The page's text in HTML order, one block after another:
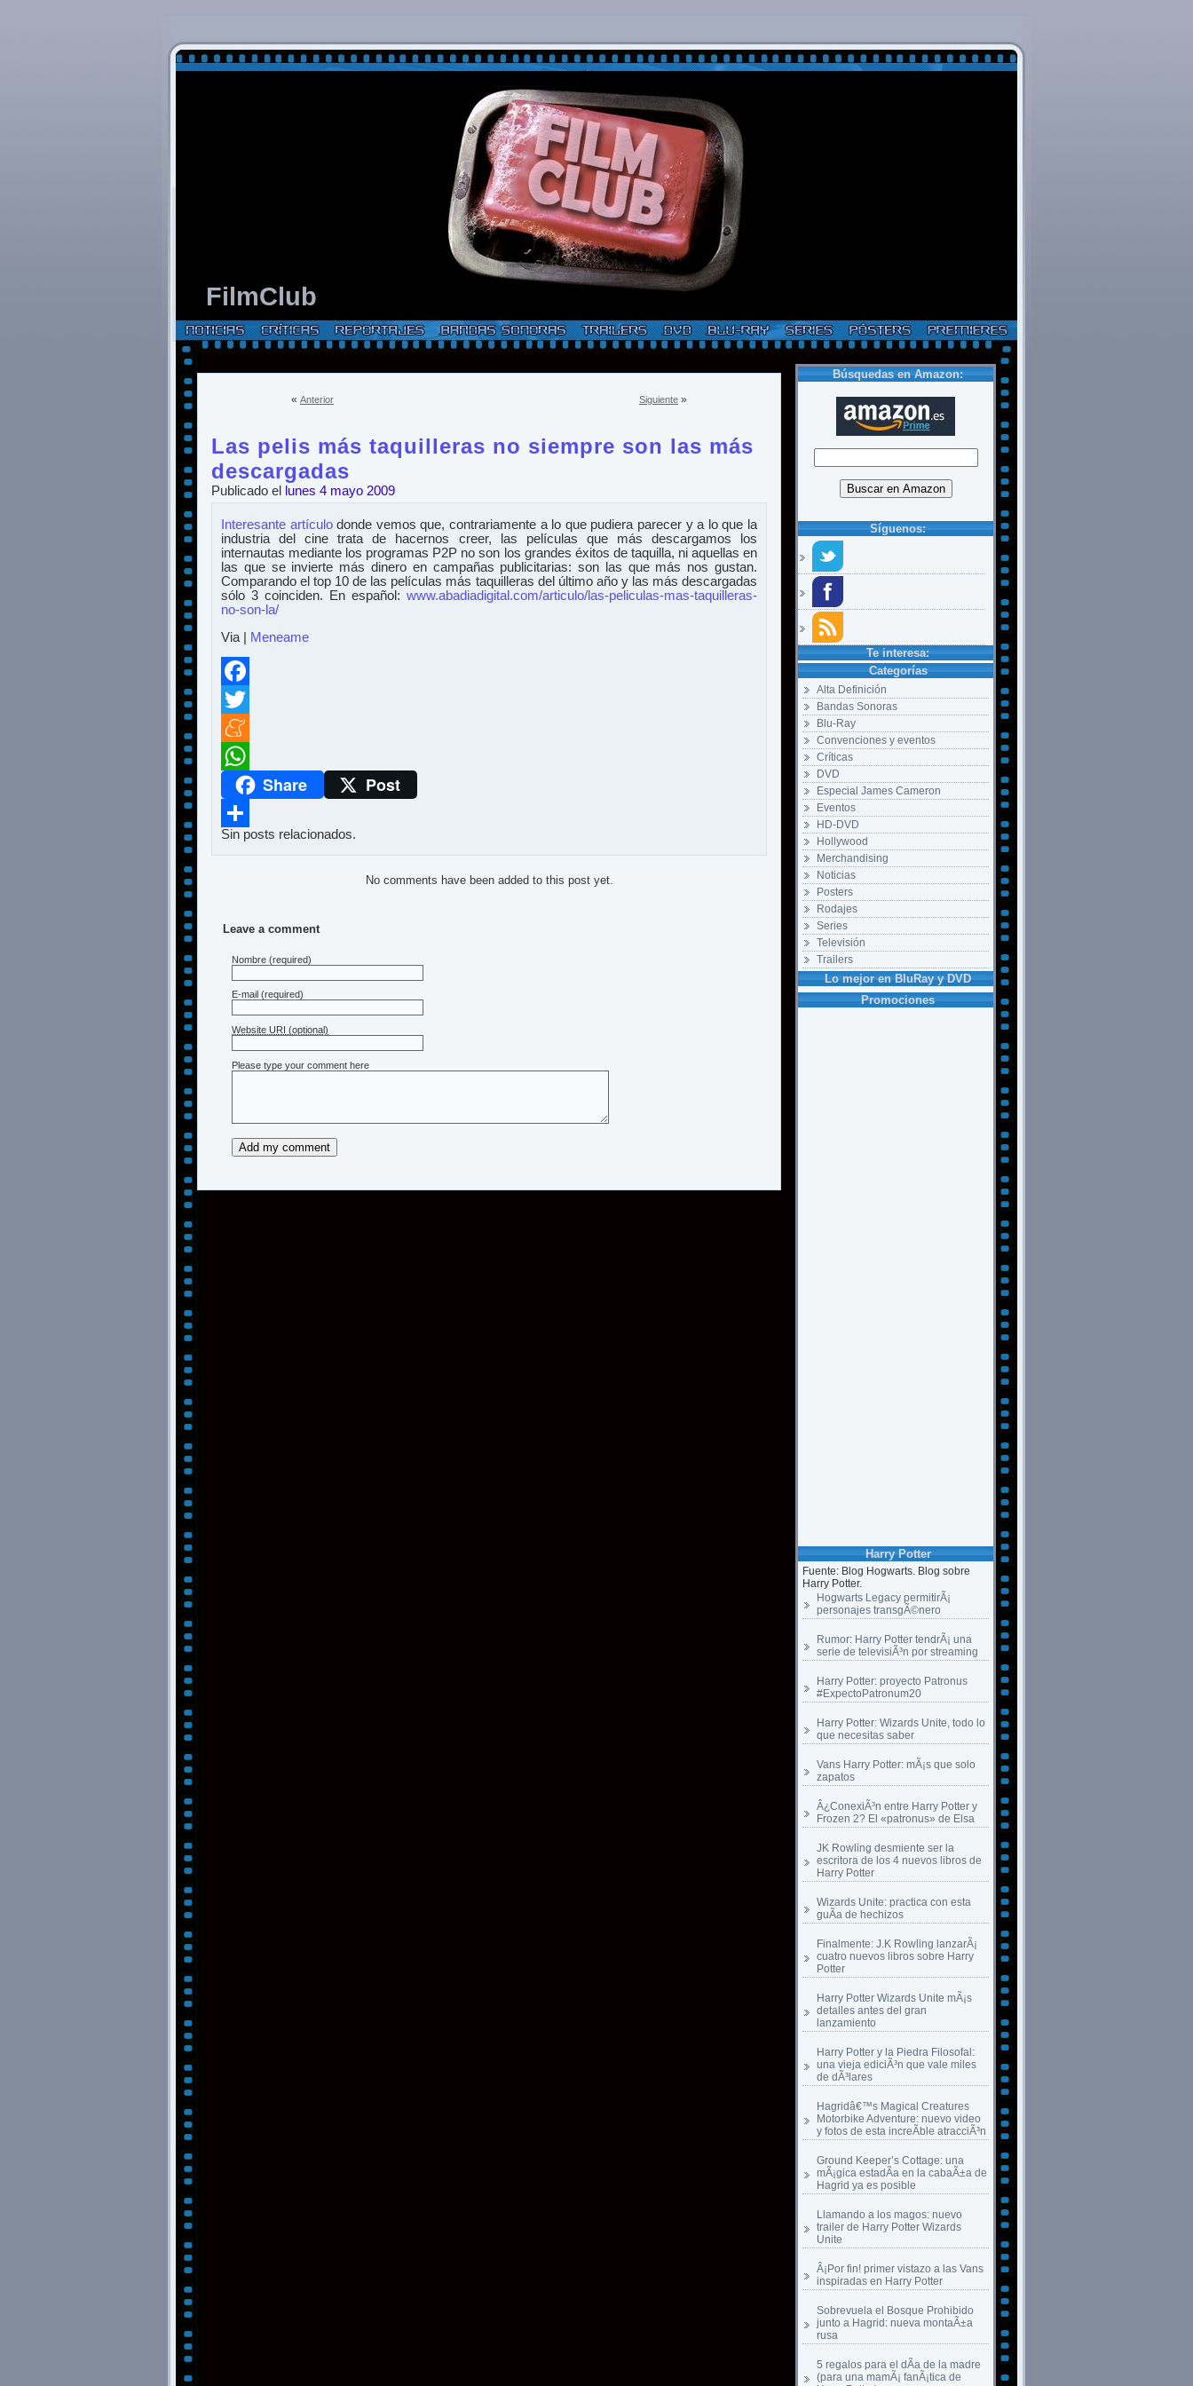
FilmClub
Búsquedas en Amazon:
Síguenos:
Te interesa:
Categorías
Alta Definición
Bandas Sonoras
Blu-Ray
Convenciones y eventos
Críticas
DVD
Especial James Cameron
Eventos
HD-DVD
Hollywood
Merchandising
Noticias
Posters
Rodajes
Series
Televisión
Trailers
Lo mejor en BluRay y DVD
Promociones
Harry Potter
Fuente: Blog Hogwarts. Blog sobre
Harry Potter.
Hogwarts Legacy permitirÃ¡
personajes transgÃ©nero
Rumor: Harry Potter tendrÃ¡ una
serie de televisiÃ³n por streaming
Harry Potter: proyecto Patronus
#ExpectoPatronum20
Harry Potter: Wizards Unite, todo lo
que necesitas saber
Vans Harry Potter: mÃ¡s que solo
zapatos
Â¿ConexiÃ³n entre Harry Potter y
Frozen 2? El «patronus» de Elsa
JK Rowling desmiente ser la
escritora de los 4 nuevos libros de
Harry Potter
Wizards Unite: practica con esta
guÃ­a de hechizos
Finalmente: J.K Rowling lanzarÃ¡
cuatro nuevos libros sobre Harry
Potter
Harry Potter Wizards Unite mÃ¡s
detalles antes del gran
lanzamiento
Harry Potter y la Piedra Filosofal:
una vieja ediciÃ³n que vale miles
de dÃ³lares
Hagridâ€™s Magical Creatures
Motorbike Adventure: nuevo video
y fotos de esta increÃ­ble atracciÃ³n
Ground Keeper’s Cottage: una
mÃ¡gica estadÃ­a en la cabaÃ±a de
Hagrid ya es posible
Llamando a los magos: nuevo
trailer de Harry Potter Wizards
Unite
Â¡Por fin! primer vistazo a las Vans
inspiradas en Harry Potter
Sobrevuela el Bosque Prohibido
junto a Hagrid: nueva montaÃ±a
rusa
5 regalos para el dÃ­a de la madre
(para una mamÃ¡ fanÃ¡tica de
Siguiente »
« Anterior
Las pelis más taquilleras no siempre son las más
descargadas
Publicado el lunes 4 mayo 2009
Interesante artículodonde vemos que, contrariamente a lo que pudiera parecer y a lo que la
industria del cine trata de hacernos creer, las películas que más descargamos los
internautas mediante los programas P2P no son los grandes éxitos de taquilla, ni aquellas en
las que se invierte más dinero en campañas publicitarias: son las que más nos gustan.
Comparando el top 10 de las películas más taquilleras del último año y las más descargadas
sólo 3 coinciden. En español: www.abadiadigital.com/articulo/las-peliculas-mas-taquilleras-
no-son-la/
Via |
Meneame
Facebook
Twitter
Meneame
WhatsAppShare Post
Compartir
Sin posts relacionados.
No comments have been added to this post yet.
Leave a comment
Nombre (required)
E-mail (required)
Website URI (optional)
Please type your comment here